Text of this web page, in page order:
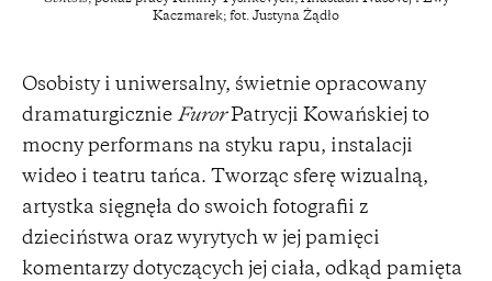
Kaczmarek; fot. Justyna Żądło
Osobisty i uniwersalny, świetnie opracowany
dramaturgicznie FurorPatrycji Kowańskiej to
mocny performans na styku rapu, instalacji
wideo i teatru tańca. Tworząc sferę wizualną,
artystka sięgnęła do swoich fotografii z
dzieciństwa oraz wyrytych w jej pamięci
komentarzy dotyczących jej ciała, odkąd pamięta